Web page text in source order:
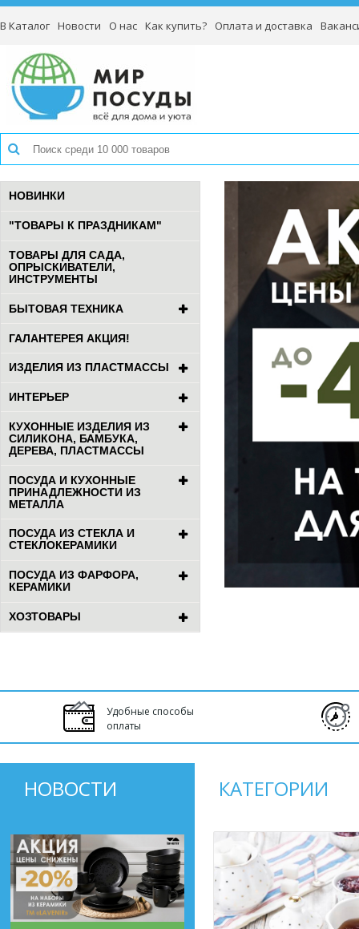
В Каталог Новости О нас Как купить? Оплата и доставка
НОВИНКИ
"ТОВАРЫ К ПРАЗДНИКАМ"
ТОВАРЫ ДЛЯ САДА,
ОПРЫСКИВАТЕЛИ,
ИНСТРУМЕНТЫ
БЫТОВАЯ ТЕХНИКА
ГАЛАНТЕРЕЯ АКЦИЯ!
ИЗДЕЛИЯ ИЗ ПЛАСТМАССЫ
ИНТЕРЬЕР
КУХОННЫЕ ИЗДЕЛИЯ ИЗ
СИЛИКОНА, БАМБУКА,
ДЕРЕВА, ПЛАСТМАССЫ
ПОСУДА И КУХОННЫЕ
ПРИНАДЛЕЖНОСТИ ИЗ
МЕТАЛЛА
ПОСУДА ИЗ СТЕКЛА И
СТЕКЛОКЕРАМИКИ
ПОСУДА ИЗ ФАРФОРА,
КЕРАМИКИ
ХОЗТОВАРЫ
Удобные способы
оплаты
НОВОСТИ КАТЕГОРИИ